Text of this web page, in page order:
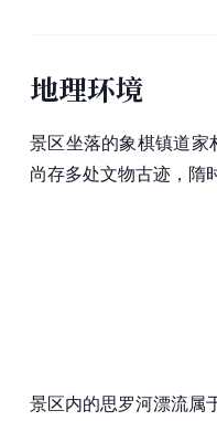
地理环境
景区坐落的象棋镇道家
尚存多处文物古迹，隋
景区内的思罗河漂流属